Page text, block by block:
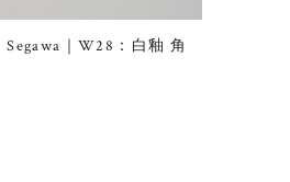
｜W28：白釉 角